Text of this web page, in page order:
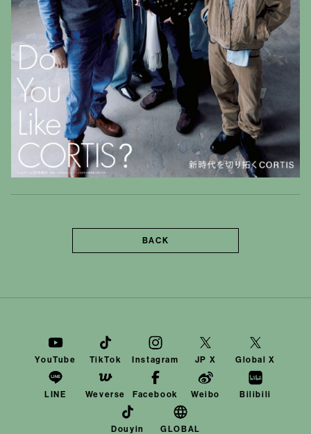
BACK
YouTube TikTok Instagram JP X Global X
LINE Weverse Facebook Weibo Bilibili
Douyin GLOBAL